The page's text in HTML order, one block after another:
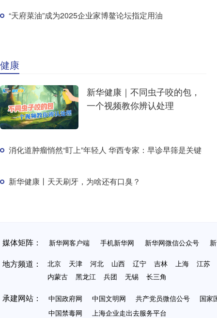
“天府菜油”成为2025企业家博鳌论坛指定用油
健康
新华健康｜不同虫子咬的包，
一个视频教你辨认处理
消化道肿瘤悄然“盯上”年轻人 华西专家：早诊早筛是关键
新华健康丨天天刷牙，为啥还有口臭？
媒体矩阵： 新华网客户端 手机新华网 新华网微信公众号
地方频道： 北京 天津 河北 山西 辽宁 吉林 上海
江苏
内蒙古
黑龙江 兵团 无锡 长三角
承建网站： 中国政府网 中国文明网 共产党员微信公号
国家
中国禁毒网
上海企业走出去服务平台